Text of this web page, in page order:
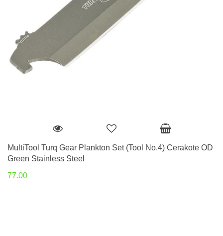
MultiTool Turq Gear Plankton Set (Tool No.4) Cerakote OD
Green Stainless Steel
77.00